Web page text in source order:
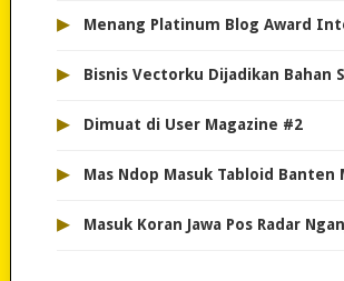
▸ Menang Platinum Blog Award
▸ Bisnis Vectorku Dijadikan Bahan
▸ Dimuat di User Magazine #2
▸ Mas Ndop Masuk Tabloid Banten
▸ Masuk Koran Jawa Pos Radar